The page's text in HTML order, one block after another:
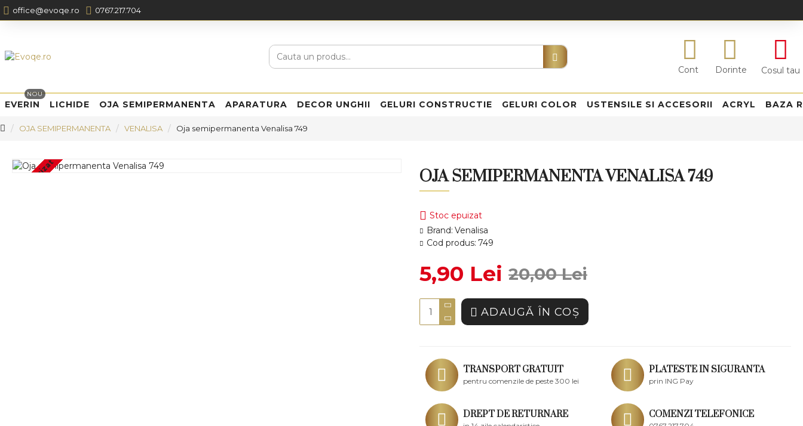
office@evoqe.ro 0767.217.704
Cont Dorinte Cosul tau
EVERIN
NOU
LICHIDE OJA SEMIPERMANENTA APARATURA DECOR UNGHII GELURI CONSTRUCTIE GELURI COLOR USTENSILE SI ACCESORII ACRYL BAZA
OJA SEMIPERMANENTA VENALISA Oja semipermanenta Venalisa 749
Stoc epuizat OJA SEMIPERMANENTA VENALISA 749
Stoc epuizat
Brand: Venalisa
Cod produs: 749
5,90 Lei 20,00 Lei
ADAUGĂ ÎN COŞ
TRANSPORT GRATUIT
pentru comenzile de peste 300 lei
PLATESTE IN SIGURANTA
prin ING Pay
DREPT DE RETURNARE COMENZI TELEFONICE